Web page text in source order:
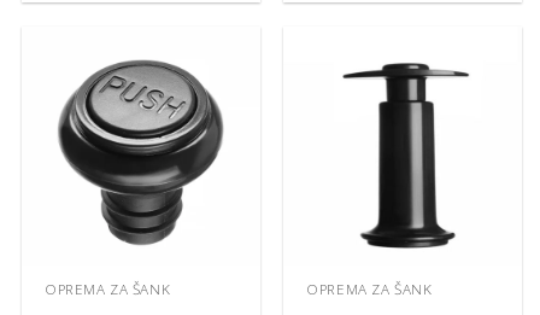
OPREMA ZA ŠANK OPREMA ZA ŠANK